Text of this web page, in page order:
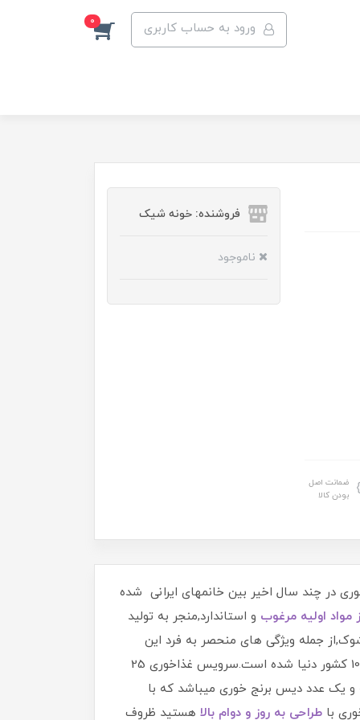
ورود به حساب کاربری 0
ضمانت اصل
بودن کالا
فروشنده: خونه شیک
ناموجود
در چند سال اخیر بین خانمهای ایرانی شده
مواد اولیه مرغوب و استاندارد,منجر به تولید
جمله ویژگی های منحصر به فرد این
محصول به حساب می آیند که گروه تولیدی مقصود با اتکا به همین ویژگی ها موفق به صادرات این محصول به بیش از 10 کشور دنیا شده است.سرویس غذاخوری 25
طراحی به روز و دوام بالا هستید ظروف